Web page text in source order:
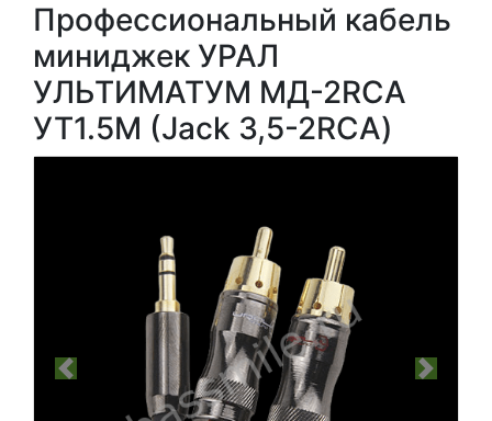
Профессиональный кабель
миниджек УРАЛ
УЛЬТИМАТУМ МД-2RCA
УТ1.5М (Jack 3,5-2RCA)
Previous Next